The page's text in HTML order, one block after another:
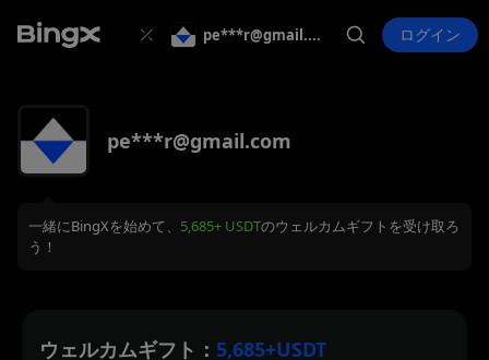
ログイン
pe***r@gmail.com
一緒にBingXを始めて、 5,685+ USDTのウェルカムギフトを受け取ろ
う！
ウェルカムギフト： 5,685+USDT